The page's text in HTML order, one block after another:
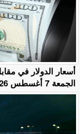
أسعار الدولار في
الجمعة 7 أغسطس 2026